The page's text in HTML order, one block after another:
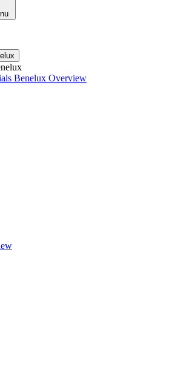
Benelux Overview